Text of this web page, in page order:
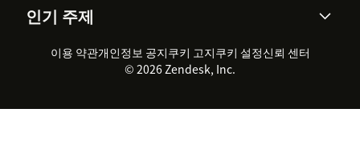
워크포스 관리
실시간 채팅
클라이언트 포털
고객 사례
채용 정보
지속 가능성 보고서
Zendesk Foundation
법적 정보
인기 주제
2026 CX 트렌드
제품 업데이트
고객 서비스 소프트웨어
헬프 데스크 통합 티켓 관리 소
이용 약관개인정보 공지쿠키 고지쿠키 설정신뢰 센터
© 2026 Zendesk, Inc.